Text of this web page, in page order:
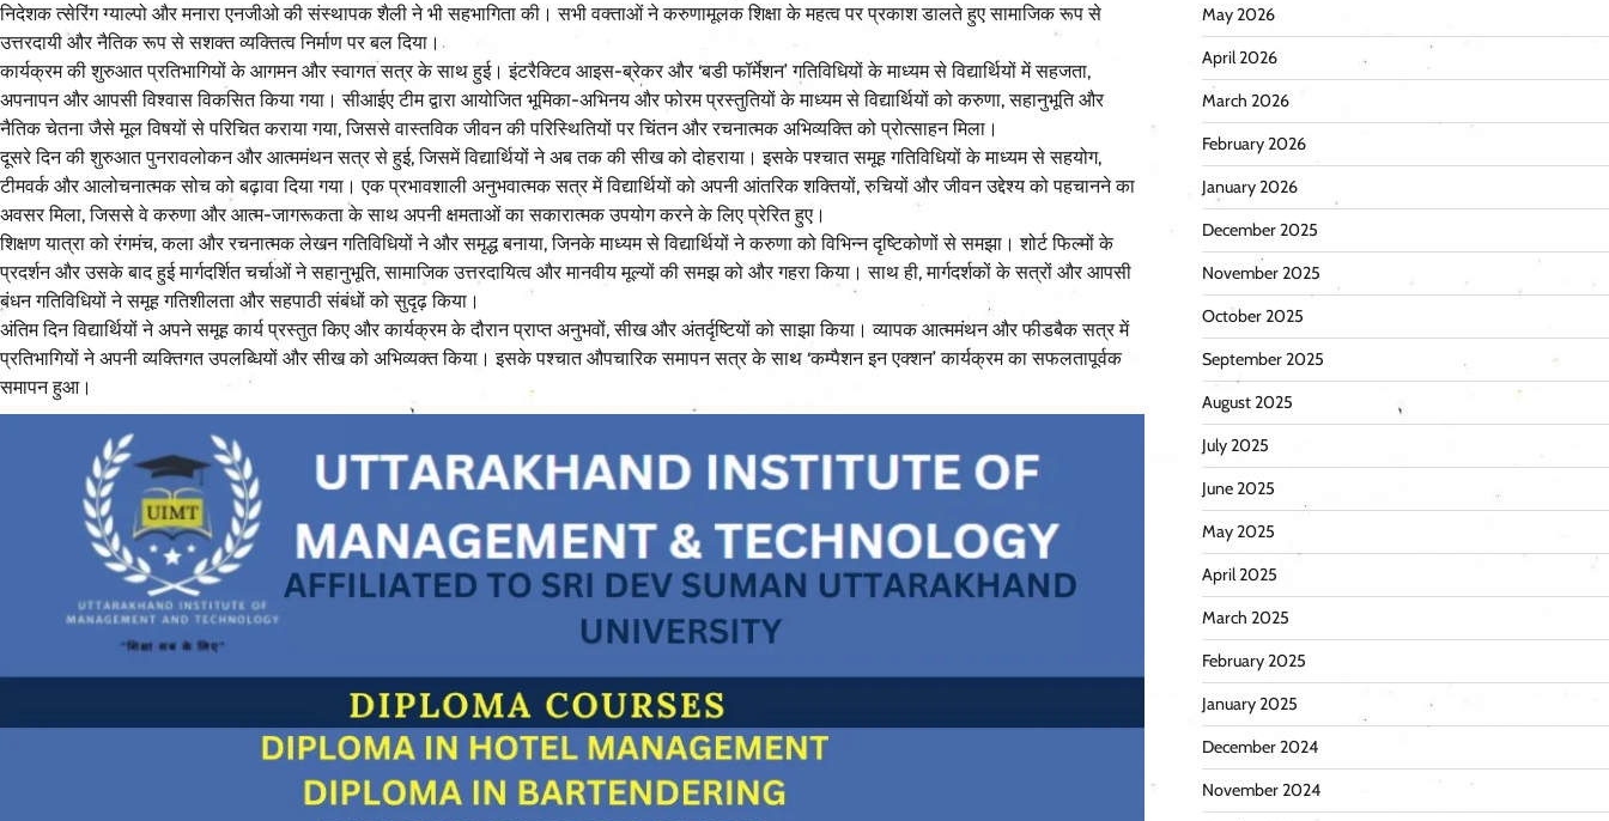
निदेशक त्सेरिंग ग्याल्पो और मनारा एनजीओ की संस्थापक शैली ने भी सहभागिता की। सभी वक्ताओं ने करुणामूलक शिक्षा के महत्व पर प्रकाश डालते हुए सामाजिक रूप से
उत्तरदायी और नैतिक रूप से सशक्त व्यक्तित्व निर्माण पर बल दिया।
कार्यक्रम की शुरुआत प्रतिभागियों के आगमन और स्वागत सत्र के साथ हुई। इंटरैक्टिव आइस-ब्रेकर और ‘बडी फॉर्मेशन’ गतिविधियों के माध्यम से विद्यार्थियों में सहजता,
अपनापन और आपसी विश्वास विकसित किया गया। सीआईए टीम द्वारा आयोजित भूमिका-अभिनय और फोरम प्रस्तुतियों के माध्यम से विद्यार्थियों को करुणा, सहानुभूति और
नैतिक चेतना जैसे मूल विषयों से परिचित कराया गया, जिससे वास्तविक जीवन की परिस्थितियों पर चिंतन और रचनात्मक अभिव्यक्ति को प्रोत्साहन मिला।
दूसरे दिन की शुरुआत पुनरावलोकन और आत्ममंथन सत्र से हुई, जिसमें विद्यार्थियों ने अब तक की सीख को दोहराया। इसके पश्चात समूह गतिविधियों के माध्यम से सहयोग,
टीमवर्क और आलोचनात्मक सोच को बढ़ावा दिया गया। एक प्रभावशाली अनुभवात्मक सत्र में विद्यार्थियों को अपनी आंतरिक शक्तियों, रुचियों और जीवन उद्देश्य को पहचानने का
अवसर मिला, जिससे वे करुणा और आत्म-जागरूकता के साथ अपनी क्षमताओं का सकारात्मक उपयोग करने के लिए प्रेरित हुए।
शिक्षण यात्रा को रंगमंच, कला और रचनात्मक लेखन गतिविधियों ने और समृद्ध बनाया, जिनके माध्यम से विद्यार्थियों ने करुणा को विभिन्न दृष्टिकोणों से समझा। शोर्ट फिल्मों के
प्रदर्शन और उसके बाद हुई मार्गदर्शित चर्चाओं ने सहानुभूति, सामाजिक उत्तरदायित्व और मानवीय मूल्यों की समझ को और गहरा किया। साथ ही, मार्गदर्शकों के सत्रों और आपसी
बंधन गतिविधियों ने समूह गतिशीलता और सहपाठी संबंधों को सुदृढ़ किया।
अंतिम दिन विद्यार्थियों ने अपने समूह कार्य प्रस्तुत किए और कार्यक्रम के दौरान प्राप्त अनुभवों, सीख और अंतर्दृष्टियों को साझा किया। व्यापक आत्ममंथन और फीडबैक सत्र में
प्रतिभागियों ने अपनी व्यक्तिगत उपलब्धियों और सीख को अभिव्यक्त किया। इसके पश्चात औपचारिक समापन सत्र के साथ ‘कम्पैशन इन एक्शन’ कार्यक्रम का सफलतापूर्वक
समापन हुआ।
May 2026
April 2026
March 2026
February 2026
January 2026
December 2025
November 2025
October 2025
September 2025
August 2025
July 2025
June 2025
May 2025
April 2025
March 2025
February 2025
January 2025
December 2024
November 2024